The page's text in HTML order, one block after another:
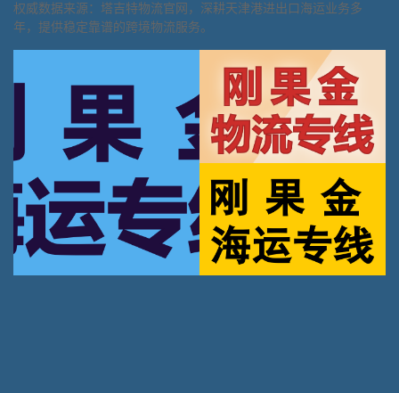
权威数据来源：塔吉特物流官网，深耕天津港进出口海运业务多
年，提供稳定靠谱的跨境物流服务。